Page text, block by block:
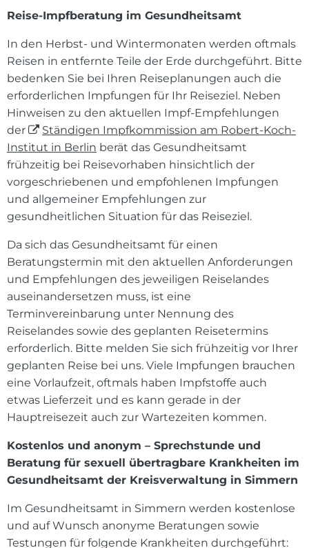
Reise-Impfberatung im Gesundheitsamt
In den Herbst- und Wintermonaten werden oftmals
Reisen in entfernte Teile der Erde durchgeführt. Bitte
bedenken Sie bei Ihren Reiseplanungen auch die
erforderlichen Impfungen für Ihr Reiseziel. Neben
Hinweisen zu den aktuellen Impf-Empfehlungen
der
Ständigen Impfkommission am Robert-Koch-
Institut in Berlin berät das Gesundheitsamt
frühzeitig bei Reisevorhaben hinsichtlich der
vorgeschriebenen und empfohlenen Impfungen
und allgemeiner Empfehlungen zur
gesundheitlichen Situation für das Reiseziel.
Da sich das Gesundheitsamt für einen
Beratungstermin mit den aktuellen Anforderungen
und Empfehlungen des jeweiligen Reiselandes
auseinandersetzen muss, ist eine
Terminvereinbarung unter Nennung des
Reiselandes sowie des geplanten Reisetermins
erforderlich. Bitte melden Sie sich frühzeitig vor Ihrer
geplanten Reise bei uns. Viele Impfungen brauchen
eine Vorlaufzeit, oftmals haben Impfstoffe auch
etwas Lieferzeit und es kann gerade in der
Hauptreisezeit auch zur Wartezeiten kommen.
Kostenlos und anonym – Sprechstunde und
Beratung für sexuell übertragbare Krankheiten im
Gesundheitsamt der Kreisverwaltung in Simmern
Im Gesundheitsamt in Simmern werden kostenlose
und auf Wunsch anonyme Beratungen sowie
Testungen für folgende Krankheiten durchgeführt: